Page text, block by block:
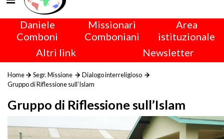
Daniele
Comboni
Missionari
Comboniani
Area
istituzionale
Altri link
Newsletter
Home Segr. Missione
Dialogo interreligioso
Gruppo di Riflessione sull’Islam
Gruppo di Riflessione sull’Islam